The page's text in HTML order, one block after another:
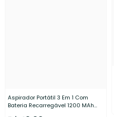
Aspirador Portátil 3 Em 1 Com
Bateria Recarregável 1200 MAh